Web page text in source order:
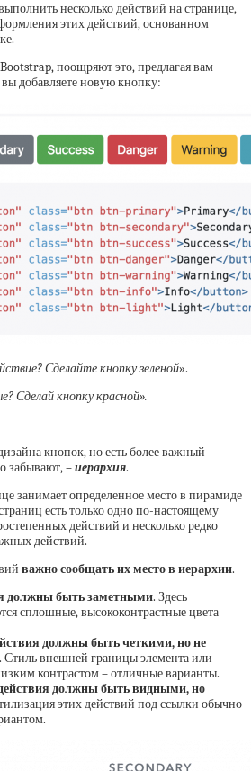
несколько действий на странице,
этих действий, основанном
поощряют это, предлагая вам
добавляете новую кнопку:
Сделайте кнопку зеленой».
Сделай кнопку красной».
кнопок, но есть более важный
забывают, –иерархия.
занимает определенное место в пирамиде
есть только одно по-настоящему
действий и несколько редко
действий.
важно сообщать их место в иерархии.
должны быть заметными. Здесь
сплошные, высококонтрастные цвета
должны быть четкими, но не
. Стиль внешней границы элемента или
контрастом – отличные варианты.
должны быть видными, но
этих действий под ссылки обычно